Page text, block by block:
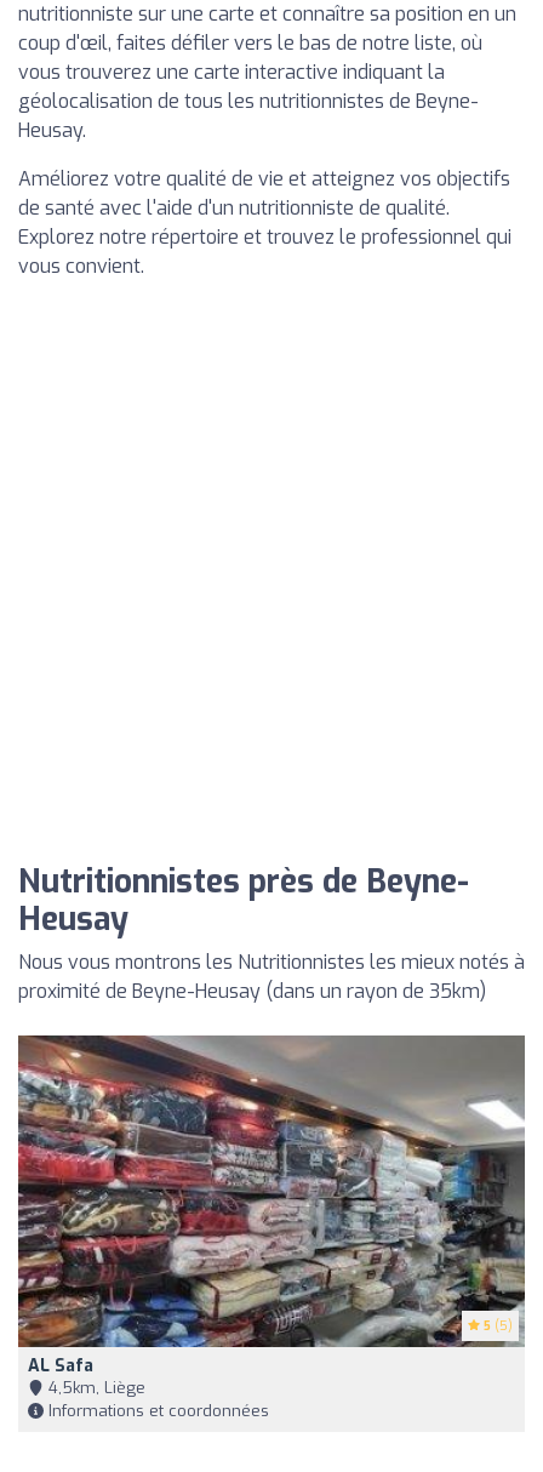
nutritionniste sur une carte et connaître sa position en un
coup d'œil, faites défiler vers le bas de notre liste, où
vous trouverez une carte interactive indiquant la
géolocalisation de tous les nutritionnistes de Beyne-
Heusay.
Améliorez votre qualité de vie et atteignez vos objectifs
de santé avec l'aide d'un nutritionniste de qualité.
Explorez notre répertoire et trouvez le professionnel qui
vous convient.
Nutritionnistes près de Beyne-
Heusay
Nous vous montrons les Nutritionnistes les mieux notés à
proximité de Beyne-Heusay (dans un rayon de 35km)
5 (5)
AL Safa
4,5km, Liège
Informations et coordonnées